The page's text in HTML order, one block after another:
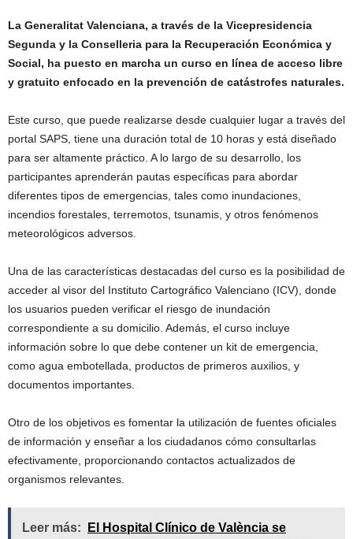
La Generalitat Valenciana, a través de la Vicepresidencia
Segunda y la Conselleria para la Recuperación Económica y
Social, ha puesto en marcha un curso en línea de acceso libre
y gratuito enfocado en la prevención de catástrofes naturales.
Este curso, que puede realizarse desde cualquier lugar a través del
portal SAPS, tiene una duración total de 10 horas y está diseñado
para ser altamente práctico. A lo largo de su desarrollo, los
participantes aprenderán pautas específicas para abordar
diferentes tipos de emergencias, tales como inundaciones,
incendios forestales, terremotos, tsunamis, y otros fenómenos
meteorológicos adversos.
Una de las características destacadas del curso es la posibilidad de
acceder al visor del Instituto Cartográfico Valenciano (ICV), donde
los usuarios pueden verificar el riesgo de inundación
correspondiente a su domicilio. Además, el curso incluye
información sobre lo que debe contener un kit de emergencia,
como agua embotellada, productos de primeros auxilios, y
documentos importantes.
Otro de los objetivos es fomentar la utilización de fuentes oficiales
de información y enseñar a los ciudadanos cómo consultarlas
efectivamente, proporcionando contactos actualizados de
organismos relevantes.
Leer más:
El Hospital Clínico de València se